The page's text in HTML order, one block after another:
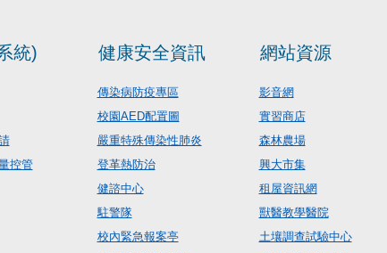
統)
控管
健康安全資訊
傳染病防疫專區
校園AED配置圖
嚴重特殊傳染性肺炎
登革熱防治
健諮中心
駐警隊
校內緊急報案亭
網站資源
影音網
實習商店
森林農場
興大市集
租屋資訊網
獸醫教學醫院
土壤調查試驗中心